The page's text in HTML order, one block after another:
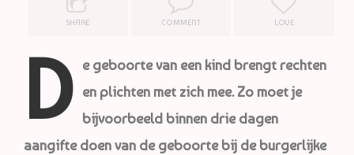
SHARE COMMENT LOVE
D e geboorte van een kind brengt rechten
en plichten met zich mee. Zo moet je
bijvoorbeeld binnen drie dagen
aangifte doen van de geboorte bij de burgerlijke